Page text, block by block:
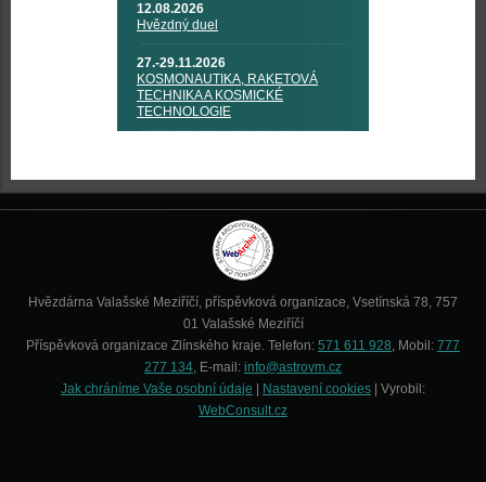
12.08.2026
Hvězdný duel
27.-29.11.2026
KOSMONAUTIKA, RAKETOVÁ
TECHNIKA A KOSMICKÉ
TECHNOLOGIE
Hvězdárna Valašské Meziříčí, příspěvková organizace, Vsetínská 78, 757
01 Valašské Meziříčí
Příspěvková organizace Zlínského kraje. Telefon: 571 611 928, Mobil: 777
277 134, E-mail: info@astrovm.cz
Jak chráníme Vaše osobní údaje
Nastavení cookies | Vyrobil:
WebConsult.cz